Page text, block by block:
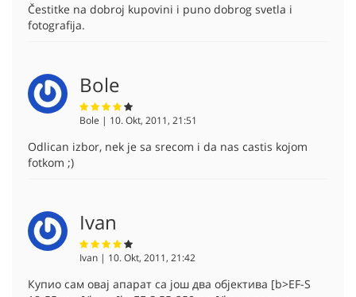
Čestitke na dobroj kupovini i puno dobrog svetla i
fotografija.
Bole
Bole | 10. Okt, 2011, 21:51
Odlican izbor, nek je sa srecom i da nas castis kojom
fotkom ;)
Ivan
Ivan | 10. Okt, 2011, 21:42
Купио сам овај апарат са још два објектива [b>EF-S